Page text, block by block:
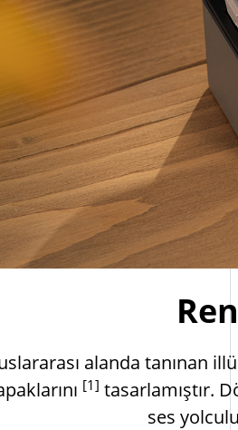
alanda tanınan
[1] tasarlamıştır.
ses